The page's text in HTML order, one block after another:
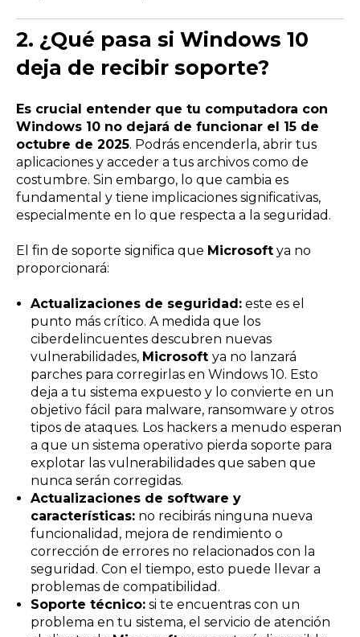
2. ¿Qué pasa si Windows 10
deja de recibir soporte?
Es crucial entender que tu computadora con
Windows 10 no dejará de funcionar el 15 de
octubre de 2025. Podrás encenderla, abrir tus
aplicaciones y acceder a tus archivos como de
costumbre. Sin embargo, lo que cambia es
fundamental y tiene implicaciones significativas,
especialmente en lo que respecta a la seguridad.
El fin de soporte significa que Microsoft ya no
proporcionará:
Actualizaciones de seguridad:este es el
punto más crítico. A medida que los
ciberdelincuentes descubren nuevas
vulnerabilidades, Microsoft ya no lanzará
parches para corregirlas en Windows 10. Esto
deja a tu sistema expuesto y lo convierte en un
objetivo fácil para malware, ransomware y otros
tipos de ataques. Los hackers a menudo esperan
a que un sistema operativo pierda soporte para
explotar las vulnerabilidades que saben que
nunca serán corregidas.
Actualizaciones de software y
características:no recibirás ninguna nueva
funcionalidad, mejora de rendimiento o
corrección de errores no relacionados con la
seguridad. Con el tiempo, esto puede llevar a
problemas de compatibilidad.
Soporte técnico:si te encuentras con un
problema en tu sistema, el servicio de atención